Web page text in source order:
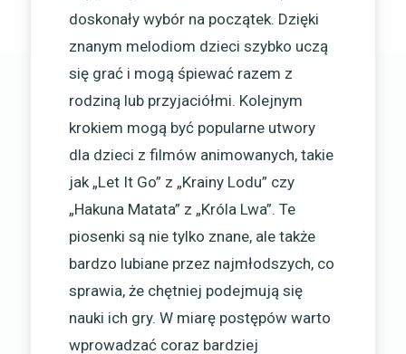
doskonały wybór na początek. Dzięki
znanym melodiom dzieci szybko uczą
się grać i mogą śpiewać razem z
rodziną lub przyjaciółmi. Kolejnym
krokiem mogą być popularne utwory
dla dzieci z filmów animowanych, takie
jak „Let It Go” z „Krainy Lodu” czy
„Hakuna Matata” z „Króla Lwa”. Te
piosenki są nie tylko znane, ale także
bardzo lubiane przez najmłodszych, co
sprawia, że chętniej podejmują się
nauki ich gry. W miarę postępów warto
wprowadzać coraz bardziej